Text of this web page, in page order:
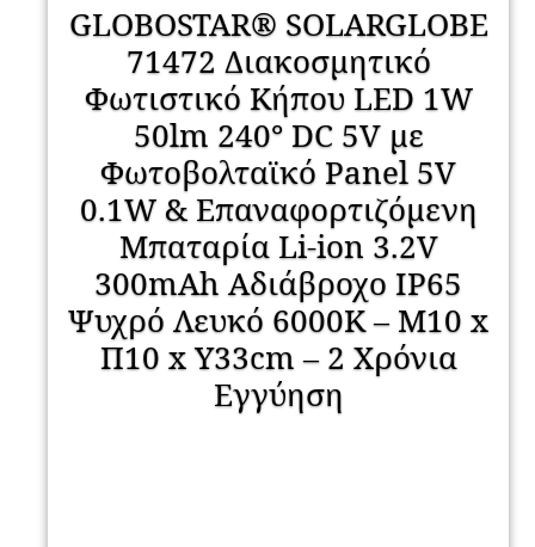
GLOBOSTAR® SOLARGLOBE
71472 Διακοσμητικό
Φωτιστικό Κήπου LED 1W
50lm 240° DC 5V με
Φωτοβολταϊκό Panel 5V
0.1W & Επαναφορτιζόμενη
Μπαταρία Li-ion 3.2V
300mAh Αδιάβροχο IP65
Ψυχρό Λευκό 6000K – Μ10 x
Π10 x Υ33cm – 2 Χρόνια
Εγγύηση